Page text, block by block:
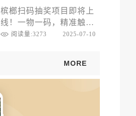
槟榔扫码抽奖项目即将上
线！一物一码，精准触
达！阅读量:3273 2025-07-10
MORE